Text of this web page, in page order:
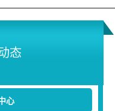
态
心